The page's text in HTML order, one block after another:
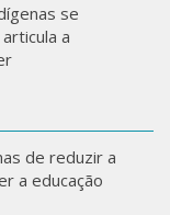
se
a
de reduzir a
a educação